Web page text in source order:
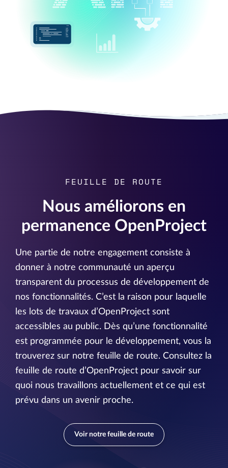
FEUILLE DE ROUTE
Nous améliorons en
permanence OpenProject
Une partie de notre engagement consiste à
donner à notre communauté un aperçu
transparent du processus de développement de
nos fonctionnalités. C’est la raison pour laquelle
les lots de travaux d’OpenProject sont
accessibles au public. Dès qu’une fonctionnalité
est programmée pour le développement, vous la
trouverez sur notre feuille de route. Consultez la
feuille de route d’OpenProject pour savoir sur
quoi nous travaillons actuellement et ce qui est
prévu dans un avenir proche.
Voir notre feuille de route